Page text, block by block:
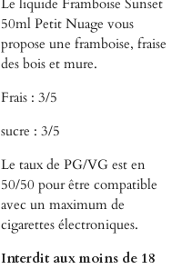
50ml Petit Nuage vous
propose une framboise, fraise
des bois et mure.
Frais : 3/5
sucre : 3/5
Le taux de PG/VG est en
50/50 pour être compatible
avec un maximum de
cigarettes électroniques.
Interdit aux moins de 18